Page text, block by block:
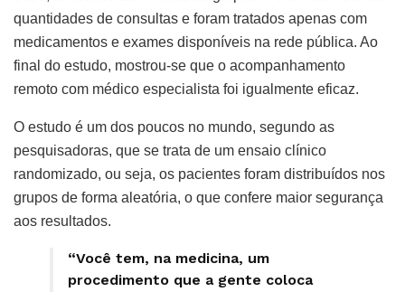
quantidades de consultas e foram tratados apenas com
medicamentos e exames disponíveis na rede pública. Ao
final do estudo, mostrou-se que o acompanhamento
remoto com médico especialista foi igualmente eficaz.
O estudo é um dos poucos no mundo, segundo as
pesquisadoras, que se trata de um ensaio clínico
randomizado, ou seja, os pacientes foram distribuídos nos
grupos de forma aleatória, o que confere maior segurança
aos resultados.
“Você tem, na medicina, um
procedimento que a gente coloca